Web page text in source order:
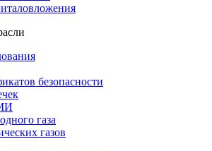
безопасности
газа
газов